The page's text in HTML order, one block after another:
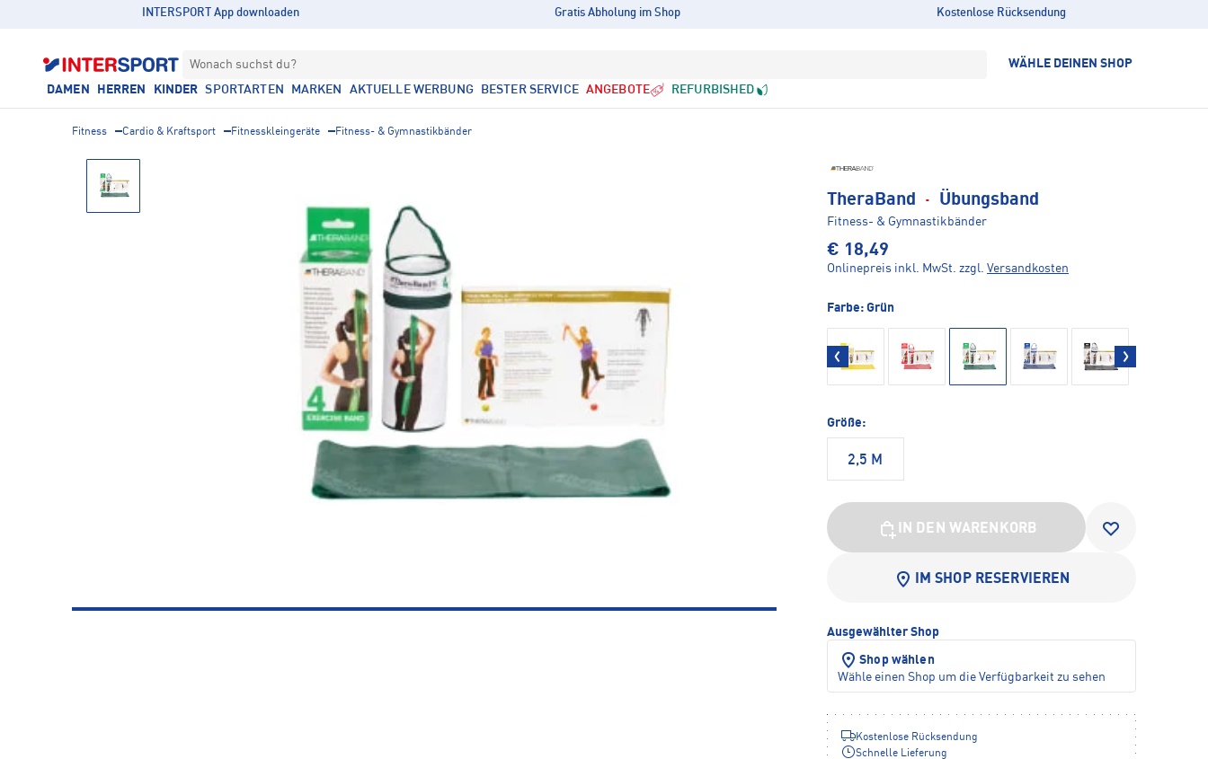
INTERSPORT App downloaden Gratis Abholung im Shop Kostenlose Rücksendung
Wonach suchst du? WÄHLE DEINEN SHOP
DAMEN HERREN KINDER SPORTARTEN MARKEN AKTUELLE WERBUNG BESTER SERVICE ANGEBOTE REFURBISHED
Fitness Cardio & Kraftsport Fitnesskleingeräte Fitness- & Gymnastikbänder
TheraBand · Übungsband
Fitness- & Gymnastikbänder
€ 18,49
Onlinepreis inkl. MwSt. zzgl. Versandkosten
Farbe: Grün
Größe:
2,5 M
IN DEN WARENKORB
IM SHOP RESERVIEREN
Ausgewählter Shop
Shop wählen
Wähle einen Shop um die Verfügbarkeit zu sehen
Kostenlose Rücksendung
Schnelle Lieferung